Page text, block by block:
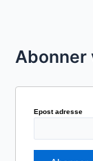
Abonner
Epost adresse